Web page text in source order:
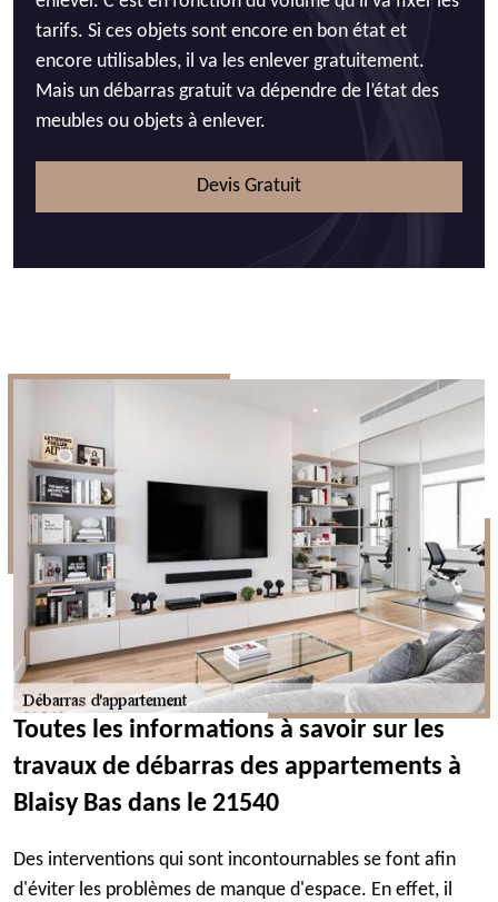
tarifs. Si ces objets sont encore en bon état et
encore utilisables, il va les enlever gratuitement.
Mais un débarras gratuit va dépendre de l’état des
meubles ou objets à enlever.
Devis Gratuit
Toutes les informations à savoir sur les
travaux de débarras des appartements à
Blaisy Bas dans le 21540
Des interventions qui sont incontournables se font afin
d'éviter les problèmes de manque d'espace. En effet, il